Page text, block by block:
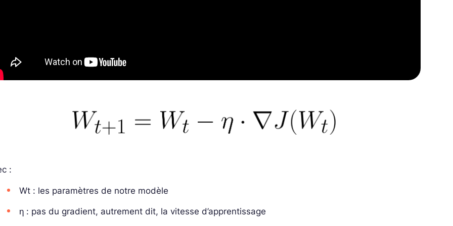
:
Wt : les paramètres de notre modèle
η : pas du gradient, autrement dit, la vitesse d’apprentissage